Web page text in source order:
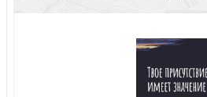
Эффективное дкховное